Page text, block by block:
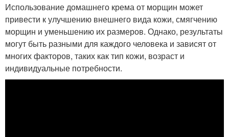
Использование домашнего крема от морщин может
привести к улучшению внешнего вида кожи, смягчению
морщин и уменьшению их размеров. Однако, результаты
могут быть разными для каждого человека и зависят от
многих факторов, таких как тип кожи, возраст и
индивидуальные потребности.